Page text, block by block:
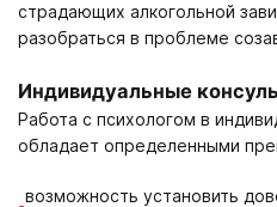
страдающих алкогольной
разобраться в проблеме
Индивидуальные
Работа с психологом в
обладает определенными
возможность установить